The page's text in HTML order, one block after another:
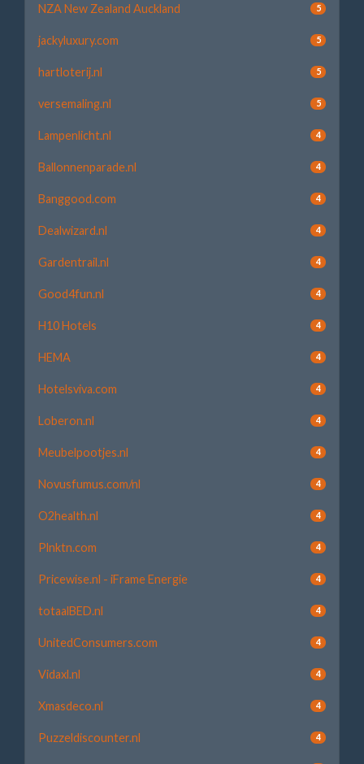
NZA New Zealand Auckland 5
jackyluxury.com 5
hartloterij.nl 5
versemaling.nl 5
Lampenlicht.nl 4
Ballonnenparade.nl 4
Banggood.com 4
Dealwizard.nl 4
Gardentrail.nl 4
Good4fun.nl 4
H10 Hotels 4
HEMA 4
Hotelsviva.com 4
Loberon.nl 4
Meubelpootjes.nl 4
Novusfumus.com/nl 4
O2health.nl 4
Plnktn.com 4
Pricewise.nl - iFrame Energie 4
totaalBED.nl 4
UnitedConsumers.com 4
Vidaxl.nl 4
Xmasdeco.nl 4
Puzzeldiscounter.nl 4